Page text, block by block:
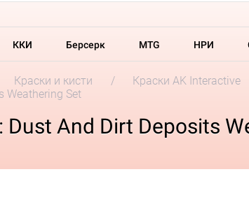
ККИ Берсерк MTG НРИ
Краски и кисти Краски AK Interactive
Weathering Set
And Dirt Deposits